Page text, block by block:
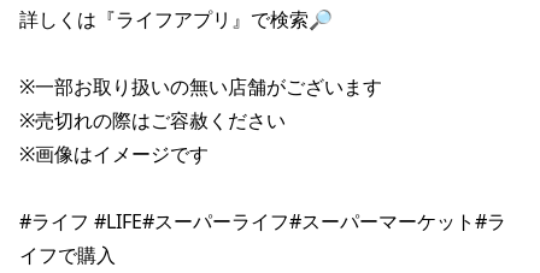
詳しくは『ライフアプリ』で検索🔎
※一部お取り扱いの無い店舗がございます
※売切れの際はご容赦ください
※画像はイメージです
#ライフ #LIFE#スーパーライフ#スーパーマーケット#ラ
イフで購入